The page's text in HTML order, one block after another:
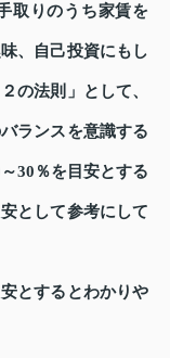
取りのうち家賃を
、自己投資にもし
の法則」として、
ランスを意識する
30％を目安とする
として参考にして
とするとわかりや